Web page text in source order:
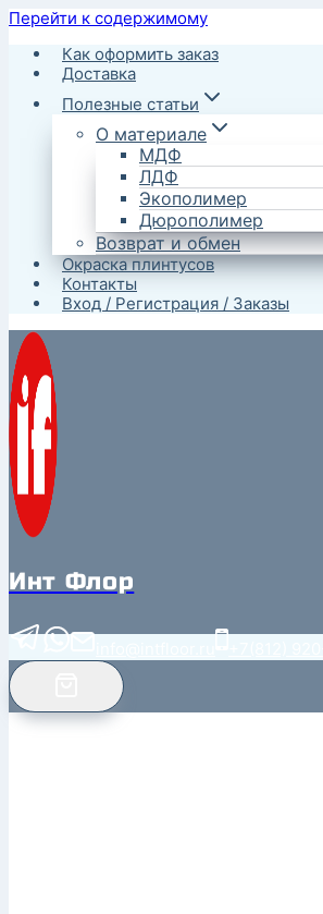
Перейти к содержимому
Как оформить заказ
Доставка
Полезные статьи
О материале
МДФ
ЛДФ
Экополимер
Дюрополимер
Возврат и обмен
Окраска плинтусов
Контакты
Вход / Регистрация / Заказы
Инт Флор